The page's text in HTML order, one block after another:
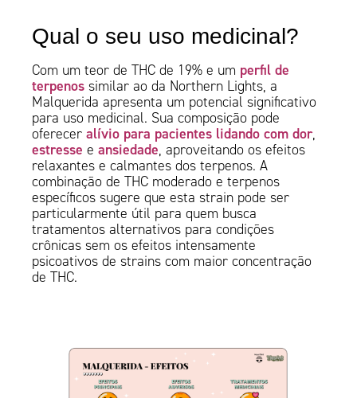
Qual o seu uso medicinal?
Com um teor de THC de 19% e um perfil de
terpenossimilar ao da Northern Lights, a
Malquerida apresenta um potencial significativo
para uso medicinal. Sua composição pode
ofereceralívio para pacientes lidando com dor,
estresseeansiedade, aproveitando os efeitos
relaxantes e calmantes dos terpenos. A
combinação de THC moderado e terpenos
específicos sugere que esta strain pode ser
particularmente útil para quem busca
tratamentos alternativos para condições
crônicas sem os efeitos intensamente
psicoativos de strains com maior concentração
de THC.